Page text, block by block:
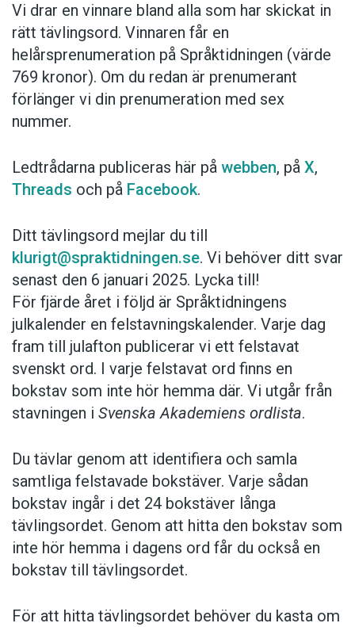
Vi drar en vinnare bland alla som har skickat in
rätt tävlingsord. Vinnaren får en
helårsprenumeration på Språktidningen (värde
769 kronor). Om du redan är prenumerant
förlänger vi din prenumeration med sex
nummer.
Ledtrådarna publiceras här på webben, på X,
Threads och på Facebook.
Ditt tävlingsord mejlar du till
klurigt@spraktidningen.se. Vi behöver ditt svar
senast den 6 januari 2025. Lycka till!
För fjärde året i följd är Språktidningens
julkalender en felstavningskalender. Varje dag
fram till julafton publicerar vi ett felstavat
svenskt ord. I varje felstavat ord finns en
bokstav som inte hör hemma där. Vi utgår från
stavningen i Svenska Akademiens ordlista.
Du tävlar genom att identifiera och samla
samtliga felstavade bokstäver. Varje sådan
bokstav ingår i det 24 bokstäver långa
tävlingsordet. Genom att hitta den bokstav som
inte hör hemma i dagens ord får du också en
bokstav till tävlingsordet.
För att hitta tävlingsordet behöver du kasta om